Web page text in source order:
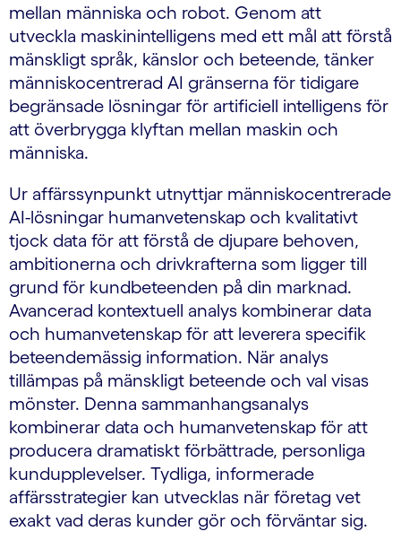
mellan människa och robot. Genom att
utveckla maskinintelligens med ett mål att förstå
mänskligt språk, känslor och beteende, tänker
människocentrerad AI gränserna för tidigare
begränsade lösningar för artificiell intelligens för
att överbrygga klyftan mellan maskin och
människa.
Ur affärssynpunkt utnyttjar människocentrerade
AI-lösningar humanvetenskap och kvalitativt
tjock data för att förstå de djupare behoven,
ambitionerna och drivkrafterna som ligger till
grund för kundbeteenden på din marknad.
Avancerad kontextuell analys kombinerar data
och humanvetenskap för att leverera specifik
beteendemässig information. När analys
tillämpas på mänskligt beteende och val visas
mönster. Denna sammanhangsanalys
kombinerar data och humanvetenskap för att
producera dramatiskt förbättrade, personliga
kundupplevelser. Tydliga, informerade
affärsstrategier kan utvecklas när företag vet
exakt vad deras kunder gör och förväntar sig.